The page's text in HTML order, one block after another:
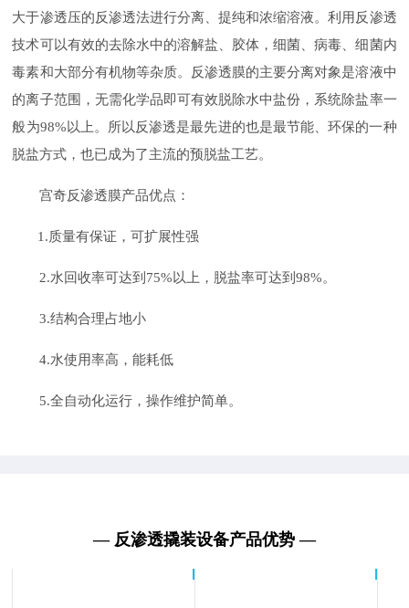
大于渗透压的反渗透法进行分离、提纯和浓缩溶液。利用反渗透
技术可以有效的去除水中的溶解盐、胶体，细菌、病毒、细菌内
毒素和大部分有机物等杂质。反渗透膜的主要分离对象是溶液中
的离子范围，无需化学品即可有效脱除水中盐份，系统除盐率一
般为98%以上。所以反渗透是最先进的也是最节能、环保的一种
脱盐方式，也已成为了主流的预脱盐工艺。
宫奇反渗透膜产品优点：
1.质量有保证，可扩展性强
2.水回收率可达到75%以上，脱盐率可达到98%。
3.结构合理占地小
4.水使用率高，能耗低
5.全自动化运行，操作维护简单。
— 反渗透撬装设备产品优势 —